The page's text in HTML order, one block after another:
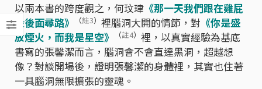
以兩本書的跨度觀之，何玟珒 《那一天我們跟在雞屁
股後面尋路》
（註3） 裡腦洞大開的情節，對 《你是盛
放煙火，而我是星空》
（註4） 裡，以真實經驗為基底
書寫的張馨潔而言，腦洞會不會直達黑洞，超越想
像？對談開場後，證明張馨潔的身體裡，其實也住著
一具腦洞無限擴張的靈魂。